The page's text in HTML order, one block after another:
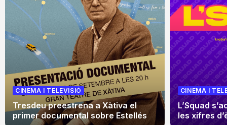
CINEMA I TELEVISIÓ
Tresdeu preestrena a Xàtiva el
primer documental sobre Estellés
CINEMA I
L’Squad
les xifres